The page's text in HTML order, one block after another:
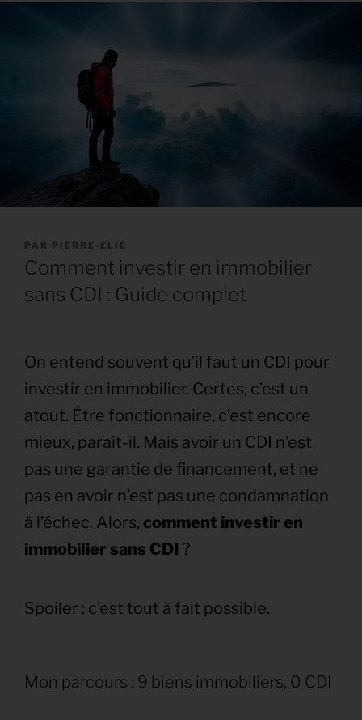
PUBLIÉ
LE
PAR PIERRE-ELIE
Comment investir en immobilier
sans CDI : Guide complet
On entend souvent qu’il faut un CDI pour
investir en immobilier. Certes, c’est un
atout. Être fonctionnaire, c’est encore
mieux, parait-il. Mais avoir un CDI n’est
pas une garantie de financement, et ne
pas en avoir n’est pas une condamnation
à l’échec. Alors, comment investir en
immobilier sans CDI ?
Spoiler : c’est tout à fait possible.
Mon parcours : 9 biens immobiliers, 0 CDI